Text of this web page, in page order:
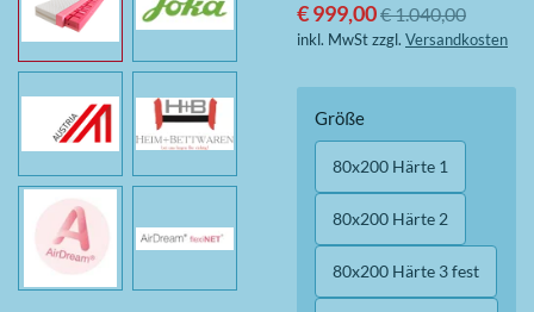
€ 999,00€ 1.040,00
inkl. MwSt zzgl. Versandkosten
Größe
80x200 Härte 1
80x200 Härte 2
80x200 Härte 3 fest